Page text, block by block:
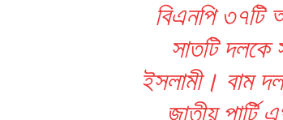
বিএনপি ৩৭টি
সাতটি দলকে
ইসলামী। বাম